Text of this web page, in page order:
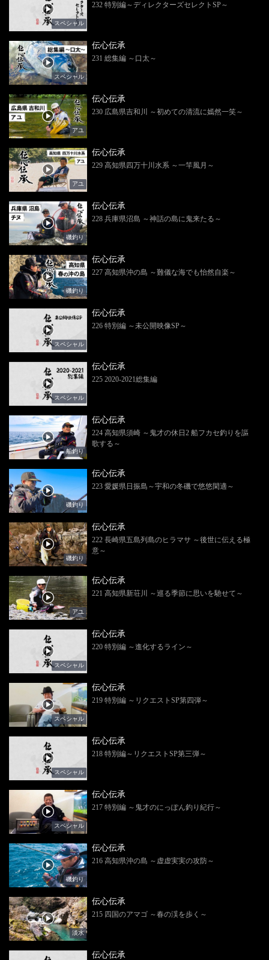
スペシャル
232 特別編～ディレクターズセレクトSP～
スペシャル
伝心伝承
231 総集編 ～口太～
アユ
伝心伝承
230 広島県吉和川 ～初めての清流に嫣然一笑～
アユ
伝心伝承
229 高知県四万十川水系 ～一竿風月～
磯釣り
伝心伝承
228 兵庫県沼島 ～神話の島に鬼来たる～
磯釣り
伝心伝承
227 高知県沖の島 ～難儀な海でも怡然自楽～
スペシャル
伝心伝承
226 特別編 ～未公開映像SP～
スペシャル
伝心伝承
225 2020-2021総集編
船釣り
伝心伝承
224 高知県須崎 ～鬼才の休日2 船フカセ釣りを謳
歌する～
磯釣り
伝心伝承
223 愛媛県日振島～宇和の冬磯で悠悠閑適～
磯釣り
伝心伝承
222 長崎県五島列島のヒラマサ ～後世に伝える極
意～
アユ
伝心伝承
221 高知県新荘川 ～巡る季節に思いを馳せて～
スペシャル
伝心伝承
220 特別編 ～進化するライン～
スペシャル
伝心伝承
219 特別編 ～リクエストSP第四弾～
スペシャル
伝心伝承
218 特別編～リクエストSP第三弾～
スペシャル
伝心伝承
217 特別編 ～鬼才のにっぽん釣り紀行～
磯釣り
伝心伝承
216 高知県沖の島 ～虚虚実実の攻防～
淡水
伝心伝承
215 四国のアマゴ ～春の渓を歩く～
伝心伝承